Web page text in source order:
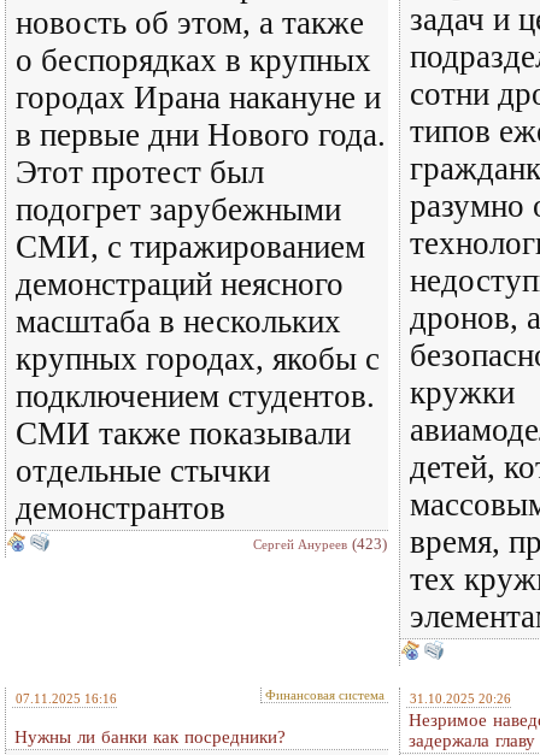
новость об этом, а также
о беспорядках в крупных
городах Ирана накануне и
в первые дни Нового года.
Этот протест был
подогрет зарубежными
СМИ, с тиражированием
демонстраций неясного
масштаба в нескольких
крупных городах, якобы с
подключением студентов.
СМИ также показывали
отдельные стычки
демонстрантов
Сергей Ануреев (423)
задач и
сотни
типов
разумно
дронов,
кружки
детей,
время,
тех
07.11.2025 16:16 Финансовая система
Нужны ли банки как посредники?
31.10.2025 20:26
Незримое
задержала